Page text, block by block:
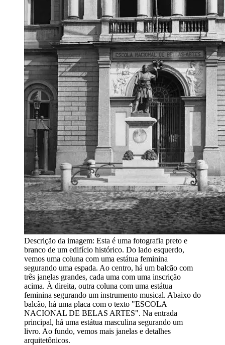
Descrição da imagem: Esta é uma fotografia preto e
branco de um edifício histórico. Do lado esquerdo,
vemos uma coluna com uma estátua feminina
segurando uma espada. Ao centro, há um balcão com
três janelas grandes, cada uma com uma inscrição
acima. À direita, outra coluna com uma estátua
feminina segurando um instrumento musical. Abaixo do
balcão, há uma placa com o texto "ESCOLA
NACIONAL DE BELAS ARTES". Na entrada
principal, há uma estátua masculina segurando um
livro. Ao fundo, vemos mais janelas e detalhes
arquitetônicos.